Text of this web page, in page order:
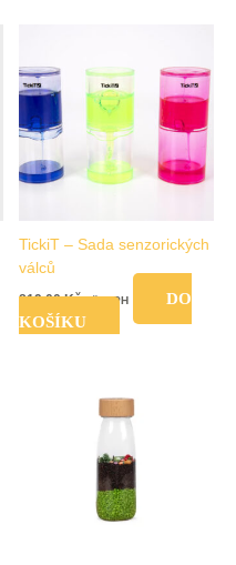
TickiT – Sada senzorických
válců
819,00Kč vč. DPH
DO
KOŠÍKU